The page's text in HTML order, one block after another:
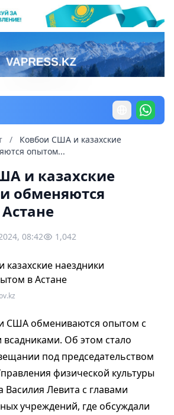
/
Ковбои США и казахские
опытом...
и казахские
обменяются
08:42 1,042
США обмениваются опытом с
всадниками. Об этом стало
под председательством
физической культуры
Василия Левита с главами
учреждений, где обсуждали